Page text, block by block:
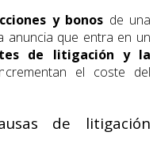
y bonos de una
anuncia que entra en un
de litigación y la
el coste del
de litigación